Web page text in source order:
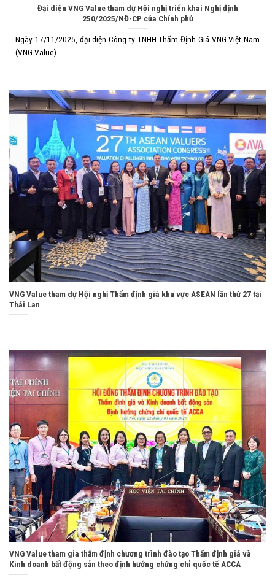
Đại diện VNG Value tham dự Hội nghị triển khai Nghị định
250/2025/NĐ-CP của Chính phủ
Ngày 17/11/2025, đại diện Công ty TNHH Thẩm Định Giá VNG Việt Nam
(VNG Value)...
VNG Value tham dự Hội nghị Thẩm định giá khu vực ASEAN lần thứ 27 tại
Thái Lan
VNG Value tham gia thẩm định chương trình đào tạo Thẩm định giá và
Kinh doanh bất động sản theo định hướng chứng chỉ quốc tế ACCA